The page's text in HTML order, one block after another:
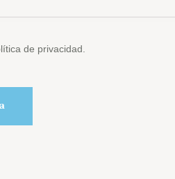
de privacidad.